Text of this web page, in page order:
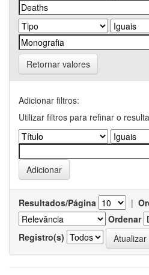
Retornar valores
Adicionar filtros:
Utilizar filtros para refinar o
Resultados/Página |
Ordenar
Registro(s)